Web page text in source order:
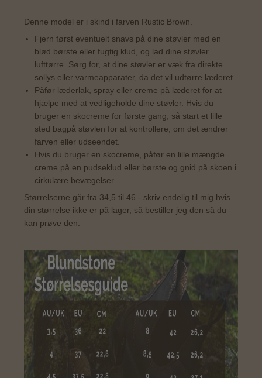
Denne model er i skind i farven Rustic Brown.
Fjern først eventuelt snavs på dine støvler med en
blød børste eller fugtig klud, og lad dine støvler
lufttørre. Sørg for, at dine støvler er væk fra direkte
sollys eller varmeapparater, da det vil udtørre læderet.
Påfør læderlak, spray eller creme på læderet for at
hjælpe med at vedligeholde dine støvler. Hvis du
bruger en skocreme for første gang, så start et lille
sted bagpå støvlen for at kontrollere, om det ændrer
farven eller udseendet.
Hvis du bruger en skocreme, påfør en lille mængde
creme på en pudseklud eller børste og gnid på skoen i
cirkulære bevægelser.
Størrelserne går fra 34,5 til 46 - skriv endelig til mig hvis
din størrelse ikke er på lager, så bestiller jeg den så du
kan prøve den.